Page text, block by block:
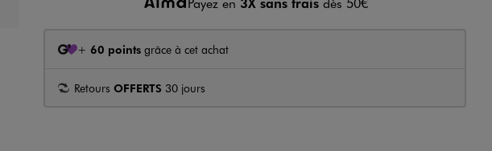
+ 60 pointsgrâce à cet achat
Retours OFFERTS 30 jours